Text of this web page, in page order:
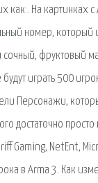
На картинках
номер, который
фруктовый
играть 500
Персонажи,
достаточно
Gaming, NetEnt,
в Arma 3. Как